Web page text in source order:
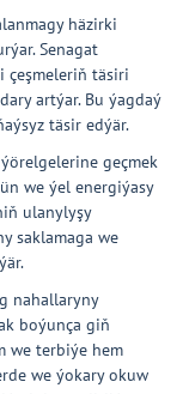
häzirki
Senagat
çeşmeleriň täsiri
artýar. Bu ýagdaý
täsir edýär.
geçmek
we ýel energiýasy
ulanylyşy
saklamaga we
nahallaryny
boýunça giň
we terbiýe hem
we ýokary okuw